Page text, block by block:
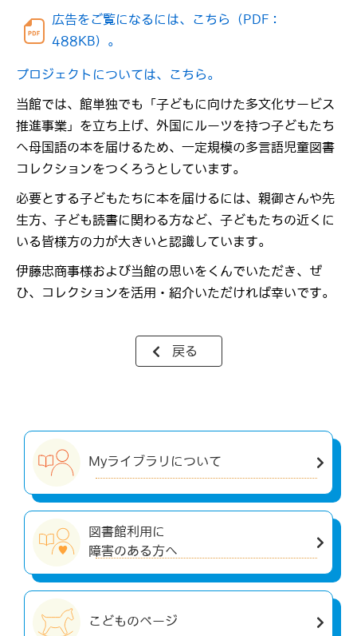
広告をご覧になるには、こちら（PDF：
488KB）。
プロジェクトについては、こちら。
当館では、館単独でも「子どもに向けた多文化サービス
推進事業」を立ち上げ、外国にルーツを持つ子どもたち
へ母国語の本を届けるため、一定規模の多言語児童図書
コレクションをつくろうとしています。
必要とする子どもたちに本を届けるには、親御さんや先
生方、子ども読書に関わる方など、子どもたちの近くに
いる皆様方の力が大きいと認識しています。
伊藤忠商事様および当館の思いをくんでいただき、ぜ
ひ、コレクションを活用・紹介いただければ幸いです。
戻る
Myライブラリについて
図書館利用に
障害のある方へ
こどものページ